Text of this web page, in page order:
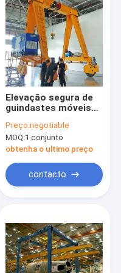
Elevação segura de
guindastes móveis
pátios
Preço:negotiable
MOQ:1 conjunto
obtenha o ultimo preço
contacto